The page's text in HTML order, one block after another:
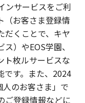
ンサービスをご利
（お客さま登録情
だくことで、キヤ
）やEOS学園、
ト枚ルサービスな
です。また、2024
のお客さま」で
ご登録情報などに